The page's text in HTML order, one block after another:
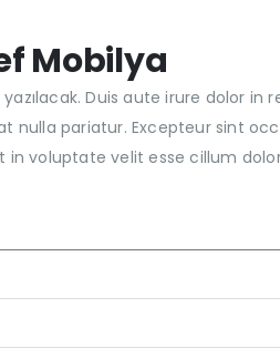
Mobilya
yazılacak. Duis aute irure dolor
nulla pariatur. Excepteur sint
in voluptate velit esse cillum